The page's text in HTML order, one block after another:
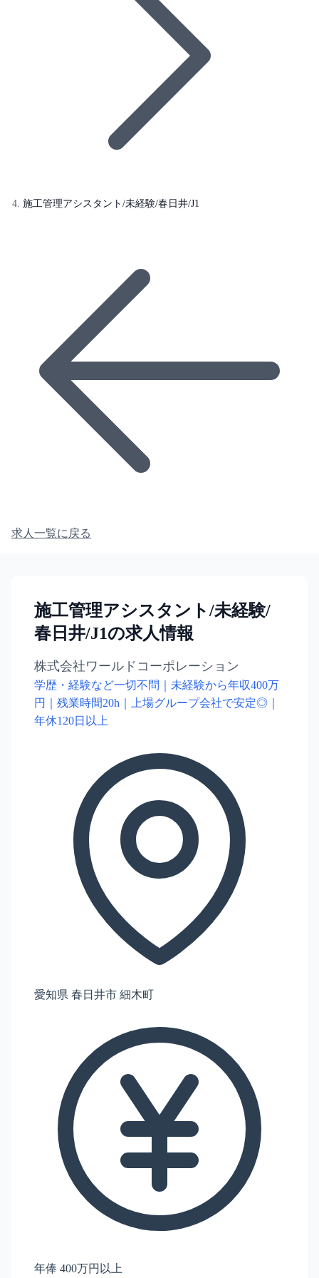
施工管理アシスタント/未経験/春日井/J1
求人一覧に戻る
施工管理アシスタント/未経験/
春日井/J1の求人情報
株式会社ワールドコーポレーション
学歴・経験など一切不問｜未経験から年収400万
円｜残業時間20h｜上場グループ会社で安定◎｜
年休120日以上
愛知県 春日井市 細木町
年俸 400万円以上